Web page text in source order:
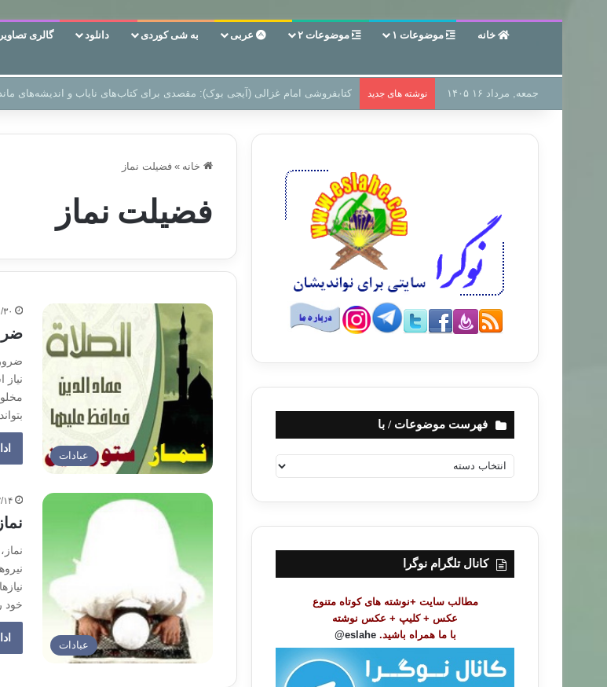
خانه موضوعات ۱ موضوعات ۲ عربی به شی کوردی دانلود گالری تصاویر
جمعه, مرداد ۱۶ ۱۴۰۵ نوشته های جدید سر دفتر فساد در زمین‌، دوری وکناره‌گیری از راه خداست‌!
خانه » فضیلت نماز
فضیلت نماز
عبادات
عبادات
خود
فهرست موضوعات / با
ه
ت
ض
کانال تلگرام نوگرا
مطالب سایت +نوشته های کوتاه متنوع
عکس + کلیپ + عکس نوشته
با ما همراه باشید. eslahe@